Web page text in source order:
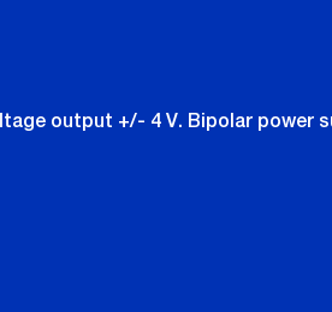
output +/- 4 V. Bipolar power